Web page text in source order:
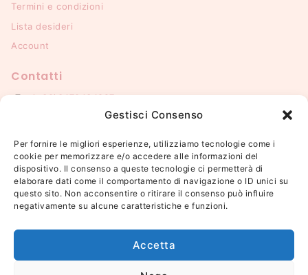
Gestisci Consenso
Per fornire le migliori esperienze, utilizziamo tecnologie come i
cookie per memorizzare e/o accedere alle informazioni del
dispositivo. Il consenso a queste tecnologie ci permetterà di
elaborare dati come il comportamento di navigazione o ID unici su
questo sito. Non acconsentire o ritirare il consenso può influire
negativamente su alcune caratteristiche e funzioni.
Accetta
Termini e condizioni
Lista desideri
Account
Contatti
(+39)3470434827
info@patricelaurianne.it
Resta connesso con noi!
© 2026 Patricelaurianne - WordPress Theme byAvanam
2702877